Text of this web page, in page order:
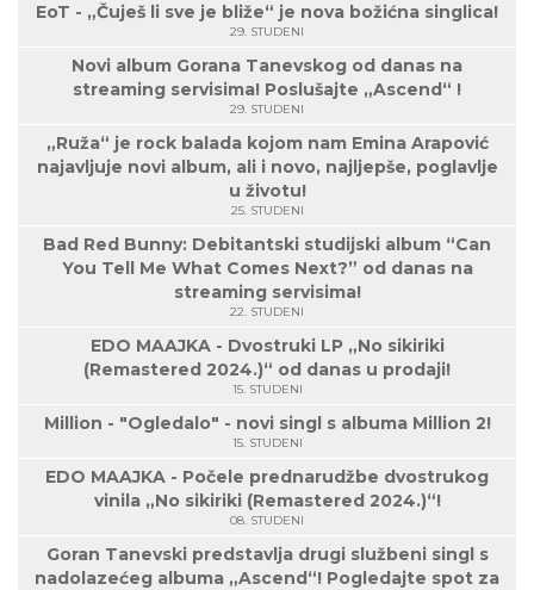
EoT - „Čuješ li sve je bliže“ je nova božićna singlica!
29. STUDENI
Novi album Gorana Tanevskog od danas na
streaming servisima! Poslušajte „Ascend“ !
29. STUDENI
„Ruža“ je rock balada kojom nam Emina Arapović
najavljuje novi album, ali i novo, najljepše, poglavlje
u životu!
25. STUDENI
Bad Red Bunny: Debitantski studijski album “Can
You Tell Me What Comes Next?” od danas na
streaming servisima!
22. STUDENI
EDO MAAJKA - Dvostruki LP „No sikiriki
(Remastered 2024.)“ od danas u prodaji!
15. STUDENI
Million - "Ogledalo" - novi singl s albuma Million 2!
15. STUDENI
EDO MAAJKA - Počele prednarudžbe dvostrukog
vinila „No sikiriki (Remastered 2024.)“!
08. STUDENI
Goran Tanevski predstavlja drugi službeni singl s
nadolazećeg albuma „Ascend“! Pogledajte spot za